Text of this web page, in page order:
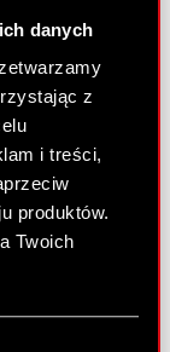
danych
z
i treści,
produktów.
Twoich